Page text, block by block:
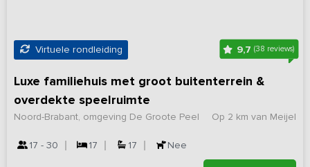
Virtuele rondleiding 9,7(38 reviews)
Luxe familiehuis met groot buitenterrein &
overdekte speelruimte
Op 2 km van Meijel
Noord-Brabant, omgeving De Groote Peel
17 - 30 17 17 Nee